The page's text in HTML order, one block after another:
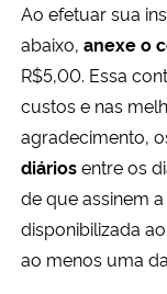
Ao efetuar sua
abaixo, anexe o
R$5,00. Essa
custos e nas
agradecimento,
diáriosentre os
de que assinem
disponibilizada
ao menos uma